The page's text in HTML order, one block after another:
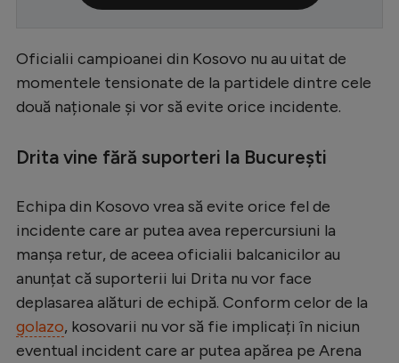
Serie A
Bundesliga
Campionate
EURO 2024
Stranieri
Clasamente
Oficialii campioanei din Kosovo nu au uitat de
momentele tensionate de la partidele dintre cele
două naționale și vor să evite orice incidente.
Drita vine fără suporteri la București
Echipa din Kosovo vrea să evite orice fel de
incidente care ar putea avea repercursiuni la
manșa retur, de aceea oficialii balcanicilor au
anunțat că suporterii lui Drita nu vor face
deplasarea alături de echipă. Conform celor de la
golazo, kosovarii nu vor să fie implicați în niciun
eventual incident care ar putea apărea pe Arena